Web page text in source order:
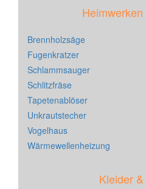
Brennholzsäge
Fugenkratzer
Schlammsauger
Schlitzfräse
Tapetenablöser
Unkrautstecher
Vogelhaus
Wärmewellenheizung
Kleider